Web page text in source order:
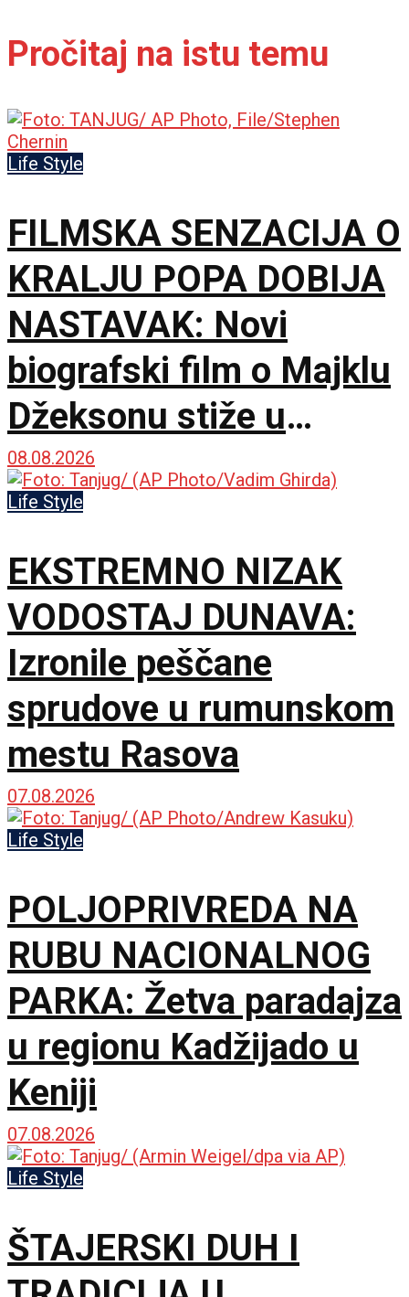
Pročitaj na istu temu
Life Style
FILMSKA SENZACIJA O
KRALJU POPA DOBIJA
NASTAVAK: Novi
biografski film o Majklu
Džeksonu stiže u
bioskope
08.08.2026
Life Style
EKSTREMNO NIZAK
VODOSTAJ DUNAVA:
Izronile peščane
sprudove u rumunskom
mestu Rasova
07.08.2026
Life Style
POLJOPRIVREDA NA
RUBU NACIONALNOG
PARKA: Žetva paradajza
u regionu Kadžijado u
Keniji
07.08.2026
Life Style
ŠTAJERSKI DUH I